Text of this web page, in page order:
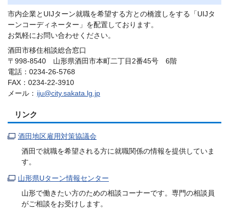
市内企業とUIJターン就職を希望する方との橋渡しをする「UIJタ
ーンコーディネーター」を配置しております。
お気軽にお問い合わせください。
酒田市移住相談総合窓口
〒998-8540 山形県酒田市本町二丁目2番45号 6階
電話：0234-26-5768
FAX：0234-22-3910
メール： iju@city.sakata.lg.jp
リンク
酒田地区雇用対策協議会
酒田で就職を希望される方に就職関係の情報を提供していま
す。
山形県Uターン情報センター
山形で働きたい方のための相談コーナーです。専門の相談員
がご相談をお受けします。